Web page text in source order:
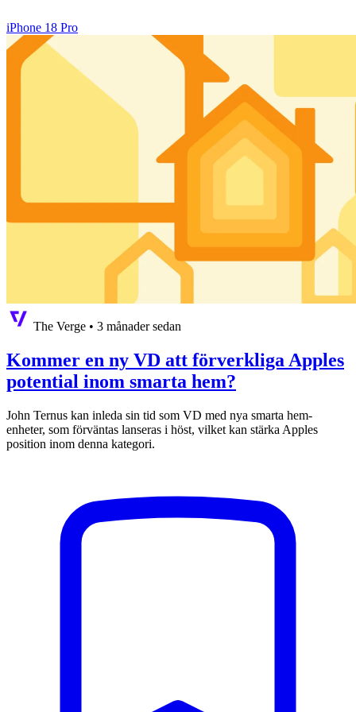
iPhone 18 Pro
The Verge • 3 månader sedan
Kommer en ny VD att förverkliga Apples
potential inom smarta hem?
John Ternus kan inleda sin tid som VD med nya smarta hem-
enheter, som förväntas lanseras i höst, vilket kan stärka Apples
position inom denna kategori.